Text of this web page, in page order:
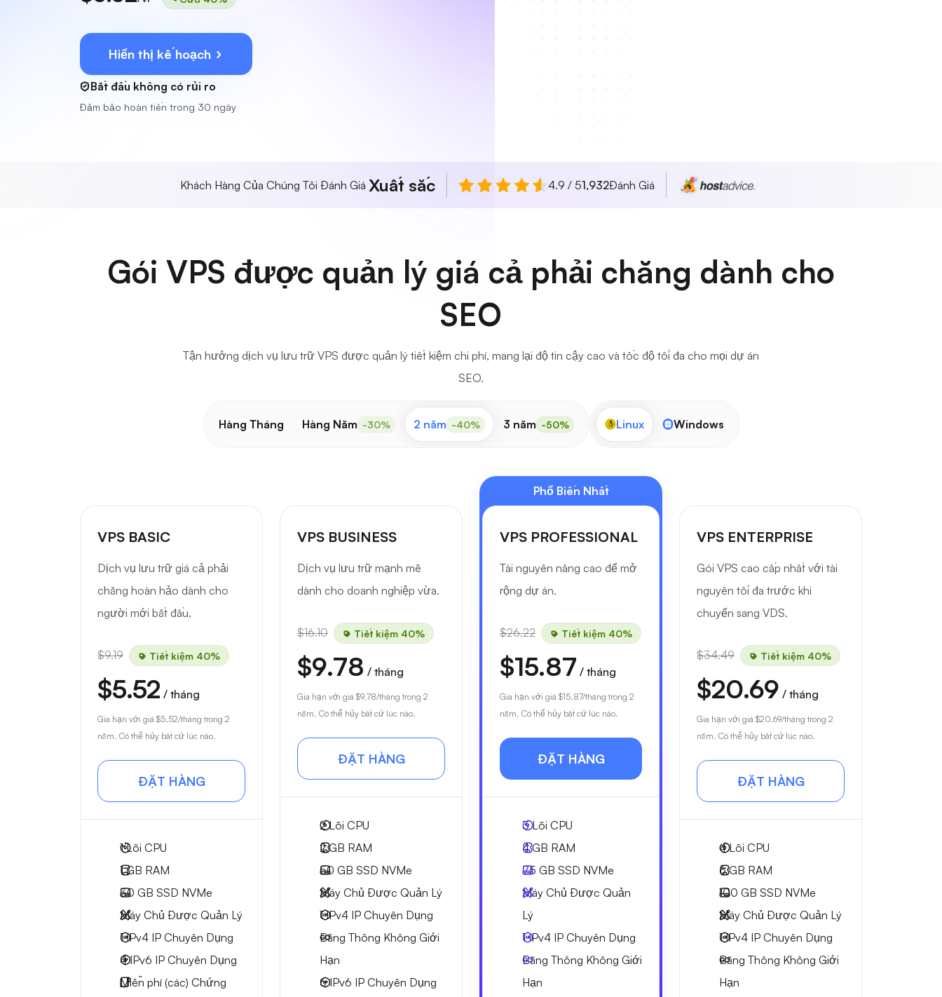
Hiển thị kế hoạch
Bắt đầu không có rủi ro
Đảm bảo hoàn tiền trong 30 ngày
Khách Hàng Của Chúng Tôi Đánh Giá Xuất sắc 4.9 / 51,932Đánh Giá
Gói VPS được quản lý giá cả phải chăng dành cho
SEO
Tận hưởng dịch vụ lưu trữ VPS được quản lý tiết kiệm chi phí, mang lại độ tin cậy cao và tốc độ tối đa cho mọi dự án
SEO.
Hàng Tháng Hàng Năm -30% 2 năm -40% 3 năm -50% Linux Windows
VPS BASIC
Dịch vụ lưu trữ giá cả phải
chăng hoàn hảo dành cho
người mới bắt đầu.
$9.19 Tiết kiệm 40%
$5.52 / tháng
Gia hạn với giá $5.52/tháng trong 2
năm. Có thể hủy bất cứ lúc nào.
ĐẶT HÀNG
1Lõi CPU
1 GB RAM
30 GB SSD NVMe
Máy Chủ Được Quản Lý
1 IPv4 IP Chuyên Dụng
4 IPv6 IP Chuyên Dụng
Miễn phí (các) Chứng
VPS BUSINESS
Dịch vụ lưu trữ mạnh mẽ
dành cho doanh nghiệp vừa.
$16.10 Tiết kiệm 40%
$9.78 / tháng
Gia hạn với giá $9.78/tháng trong 2
năm. Có thể hủy bất cứ lúc nào.
ĐẶT HÀNG
2Lõi CPU
2 GB RAM
50 GB SSD NVMe
Máy Chủ Được Quản Lý
1 IPv4 IP Chuyên Dụng
Băng Thông Không Giới
Hạn
6 IPv6 IP Chuyên Dụng
Phổ Biến Nhất
VPS PROFESSIONAL
Tài nguyên nâng cao để mở
rộng dự án.
$26.22 Tiết kiệm 40%
$15.87 / tháng
Gia hạn với giá $15.87/tháng trong 2
năm. Có thể hủy bất cứ lúc nào.
ĐẶT HÀNG
3Lõi CPU
4 GB RAM
75 GB SSD NVMe
Máy Chủ Được Quản
Lý
1 IPv4 IP Chuyên Dụng
Băng Thông Không Giới
Hạn
VPS ENTERPRISE
Gói VPS cao cấp nhất với tài
nguyên tối đa trước khi
chuyển sang VDS.
$34.49 Tiết kiệm 40%
$20.69 / tháng
Gia hạn với giá $20.69/tháng trong 2
năm. Có thể hủy bất cứ lúc nào.
ĐẶT HÀNG
4Lõi CPU
6 GB RAM
100 GB SSD NVMe
Máy Chủ Được Quản Lý
1 IPv4 IP Chuyên Dụng
Băng Thông Không Giới
Hạn